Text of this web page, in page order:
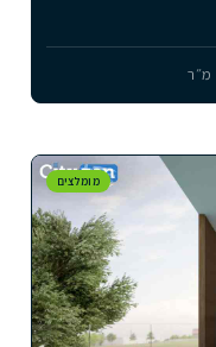
מ״ר
מומלצים